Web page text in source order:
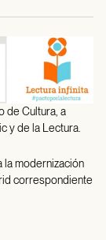
de Cultura, a
y de la Lectura.
la modernización
correspondiente